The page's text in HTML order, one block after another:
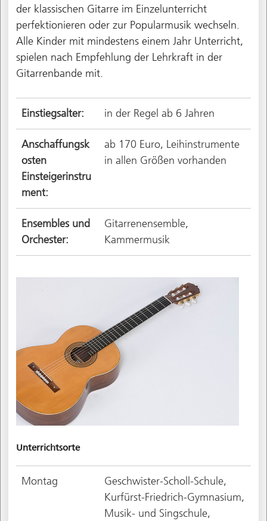
der klassischen Gitarre im Einzelunterricht
perfektionieren oder zur Popularmusik wechseln.
Alle Kinder mit mindestens einem Jahr Unterricht,
spielen nach Empfehlung der Lehrkraft in der
Gitarrenbande mit.
Einstiegsalter: in der Regel ab 6 Jahren
Anschaffungsk
osten
Einsteigerinstru
ment:
ab 170 Euro, Leihinstrumente
in allen Größen vorhanden
Ensembles und
Orchester:
Gitarrenensemble,
Kammermusik
Unterrichtsorte
Montag
Geschwister-Scholl-Schule,
Kurfürst-Friedrich-Gymnasium,
Musik- und Singschule,